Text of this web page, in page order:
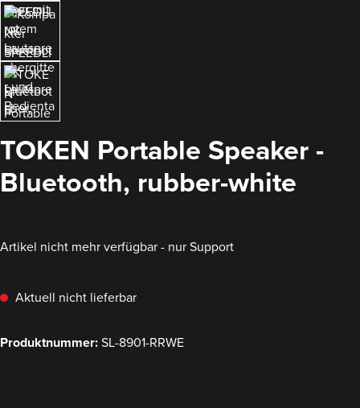
TOKEN Portable Speaker -
Bluetooth, rubber-white
Artikel nicht mehr verfügbar - nur Support
Aktuell nicht lieferbar
Produktnummer:SL-8901-RRWE